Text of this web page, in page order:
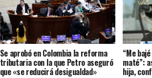
Se aprobó en Colombia la reforma
tributaria con la que Petro aseguró
que «se reducirá desigualdad»
“Me
maté”:
hija,